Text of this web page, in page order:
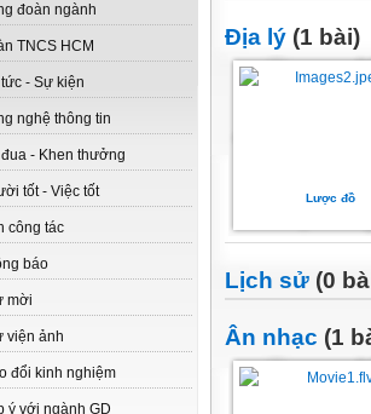
đoàn ngành
TNCS HCM
- Sự kiện
nghệ thông tin
- Khen thưởng
tốt - Việc tốt
công tác
báo
mời
viện ảnh
đổi kinh nghiệm
ý với ngành GD
Địa lý (1 bài)
Lược đồ
Lịch sử (0
Ân nhạc (1